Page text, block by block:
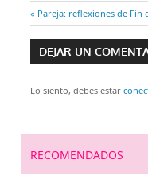
de
entradas
Entrada
anterior:
Pareja: reflexiones de Fin
DEJAR UN
Lo siento, debes estar
RECOMENDADOS